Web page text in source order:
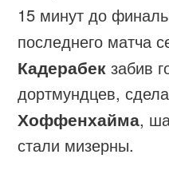
15 минут до
последнего матча
Кадерабек забив
дортмундцев,
Хоффенхайма,
стали мизерны.